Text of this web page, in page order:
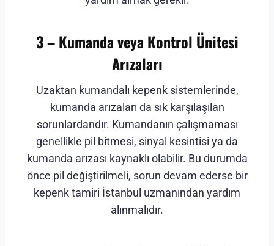
3 – Kumanda veya Kontrol Ünitesi
Arızaları
Uzaktan kumandalı kepenk sistemlerinde,
kumanda arızaları da sık karşılaşılan
sorunlardandır. Kumandanın çalışmaması
genellikle pil bitmesi, sinyal kesintisi ya da
kumanda arızası kaynaklı olabilir. Bu durumda
önce pil değiştirilmeli, sorun devam ederse bir
kepenk tamiri İstanbul uzmanından yardım
alınmalıdır.